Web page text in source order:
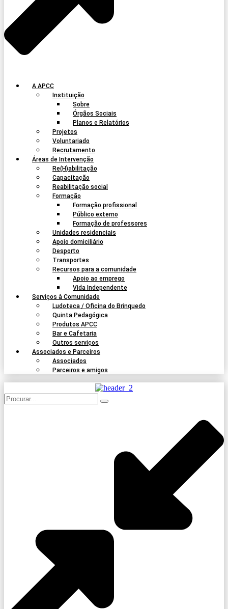
A APCC
Instituição
Sobre
Órgãos Sociais
Planos e Relatórios
Projetos
Voluntariado
Recrutamento
Áreas de Intervenção
Re(H)abilitação
Capacitação
Reabilitação social
Formação
Formação profissional
Público externo
Formação de professores
Unidades residenciais
Apoio domiciliário
Desporto
Transportes
Recursos para a comunidade
Apoio ao emprego
Vida Independente
Serviços à Comunidade
Ludoteca / Oficina do Brinquedo
Quinta Pedagógica
Produtos APCC
Bar e Cafetaria
Outros serviços
Associados e Parceiros
Associados
Parceiros e amigos